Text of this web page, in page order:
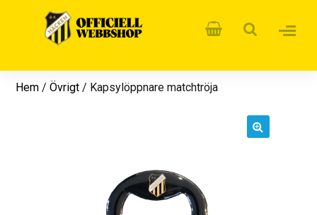
Hem /Övrigt / Kapsylöppnare matchtröja